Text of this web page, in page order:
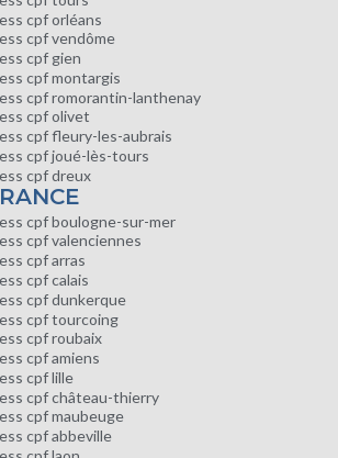
cpf orléans
cpf vendôme
cpf gien
cpf montargis
cpf romorantin-lanthenay
cpf olivet
cpf fleury-les-aubrais
cpf joué-lès-tours
cpf dreux
cpf boulogne-sur-mer
cpf valenciennes
cpf arras
cpf calais
cpf dunkerque
cpf tourcoing
cpf roubaix
cpf amiens
cpf lille
cpf château-thierry
cpf maubeuge
cpf abbeville